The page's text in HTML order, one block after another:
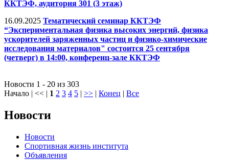
ККТЭФ, аудитория 301 (3 этаж)
16.09.2025 Тематический семинар ККТЭФ
“Экспериментальная физика высоких энергий, физика
ускорителей заряженных частиц и физико-химические
исследования материалов" состоится 25 сентября
(четверг) в 14:00, конференц-зале ККТЭФ
Новости 1 - 20 из 303
Начало | << | 1 2 3 4 5 | >> | Конец | Все
Новости
Новости
Спортивная жизнь института
Объявления